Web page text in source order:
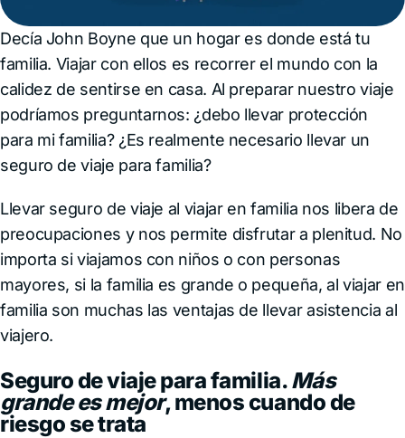
Decía John Boyne que un hogar es donde está tu
familia. Viajar con ellos es recorrer el mundo con la
calidez de sentirse en casa. Al preparar nuestro viaje
podríamos preguntarnos: ¿debo llevar protección
para mi familia? ¿Es realmente necesario llevar un
seguro de viaje para familia?
Llevar seguro de viaje al viajar en familia nos libera de
preocupaciones y nos permite disfrutar a plenitud. No
importa si viajamos con niños o con personas
mayores, si la familia es grande o pequeña, al viajar en
familia son muchas las ventajas de llevar asistencia al
viajero.
Seguro de viaje para familia.Más
grande es mejor, menos cuando de
riesgo se trata